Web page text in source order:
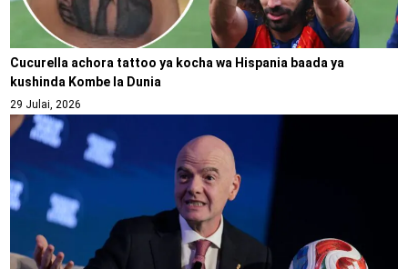
Cucurella achora tattoo ya kocha wa Hispania baada ya
kushinda Kombe la Dunia
29 Julai, 2026